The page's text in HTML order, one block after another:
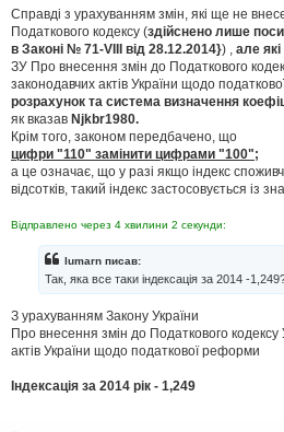
н
я
Справді з урахуванням змін, які ще не
Податкового кодексу (здійснено лише
в Законі № 71-VIII від 28.12.2014}) , але
ЗУ Про внесення змін до Податкового
законодавчих актів України щодо
розрахунок та система визначення
як вказав Njkbr1980.
Крім того, законом передбачено, що
цифри "110" замінити цифрами "100";
а це означає, що у разі якщо індекс
відсотків, такий індекс застосовується із
Відправлено через 4 хвилини 2 секунди:
lumarn писав:
Так, яка все таки індексація за 2014 -
З урахуванням Закону України
Про внесення змін до Податкового кодексу
актів України щодо податкової реформи
Індексація за 2014 рік - 1,249